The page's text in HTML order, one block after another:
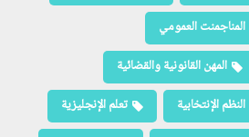
المناجمنت العمومي
المهن القانونية والقضائية
النظم الإنتخابية
تعلم الإنجليزية